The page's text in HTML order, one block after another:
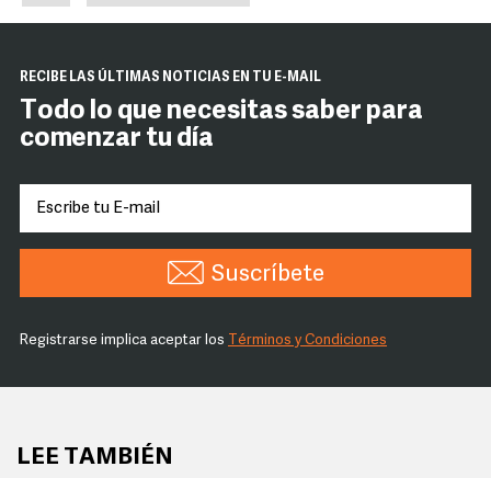
RECIBE LAS ÚLTIMAS NOTICIAS EN TU E-MAIL
Todo lo que necesitas saber para
comenzar tu día
Suscríbete
Registrarse implica aceptar los Términos y Condiciones
LEE TAMBIÉN